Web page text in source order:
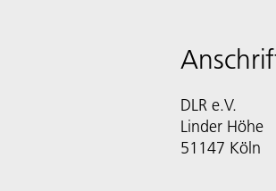
DLR e.V.
Linder Höhe
51147 Köln